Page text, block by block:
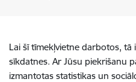
Lai šī tīmekļvietne darbotos,
sīkdatnes. Ar Jūsu piekrišanu
izmantotas statistikas un